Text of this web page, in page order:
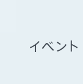
イベント